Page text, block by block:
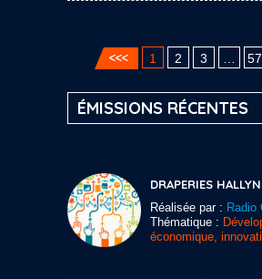
1 2 3 57
ÉMISSIONS RÉCENTES
DRAPERIES
Réalisée par : Radio
Thématique :
économique,